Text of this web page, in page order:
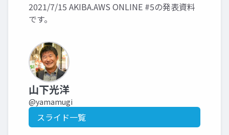
2021/7/15 AKIBA.AWS ONLINE #5の発表資料
です。
山下光洋
@yamamugi
スライド一覧